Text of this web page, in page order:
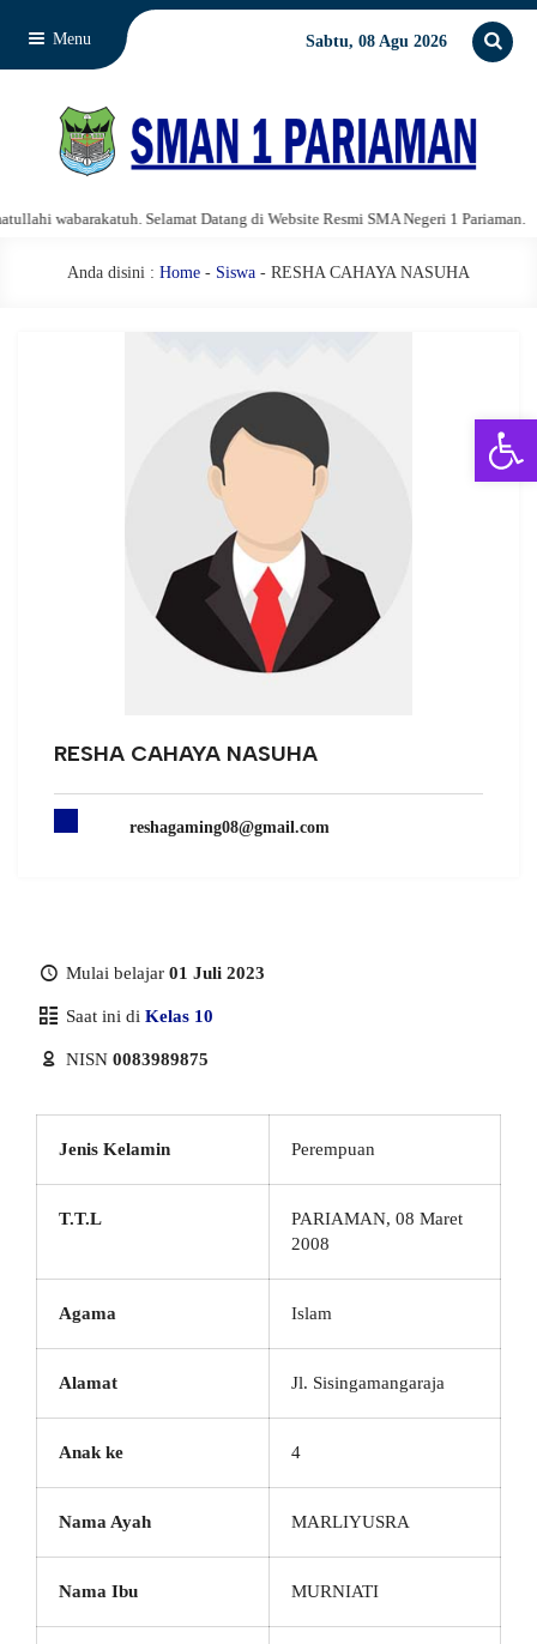
Menu Sabtu, 08 Agu 2026
wabarakatuh. Selamat Datang di Website Resmi SMA Negeri 1 Pariaman.
Anda disini : Home - Siswa - RESHA CAHAYA NASUHA
RESHA CAHAYA NASUHA
reshagaming08@gmail.com
Mulai belajar 01 Juli 2023
Saat ini di Kelas 10
NISN 0083989875
Jenis Kelamin Perempuan
T.T.L
PARIAMAN, 08 Maret
2008
Agama Islam
Alamat Jl. Sisingamangaraja
Anak ke 4
Nama Ayah MARLIYUSRA
Nama Ibu MURNIATI